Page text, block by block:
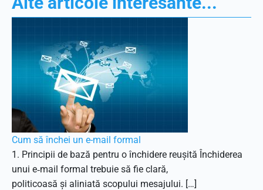
Cum să închei un e-mail formal
1. Principii de bază pentru o închidere reușită Închiderea
unui e‑mail formal trebuie să fie clară,
politicoasă și aliniată scopului mesajului. […]